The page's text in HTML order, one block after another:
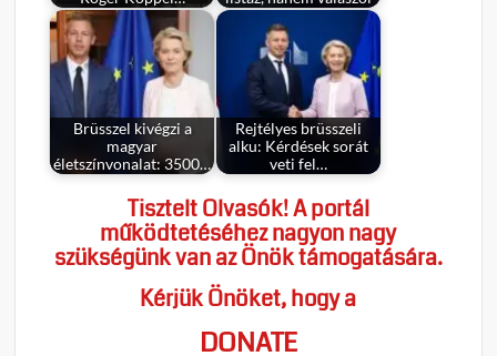
Brüsszel kivégzi a
magyar
életszínvonalat: 3500…
Rejtélyes brüsszeli
alku: Kérdések sorát
veti fel…
Tisztelt Olvasók! A portál
működtetéséhez nagyon nagy
szükségünk van az Önök támogatására.
Kérjük Önöket, hogy a
DONATE